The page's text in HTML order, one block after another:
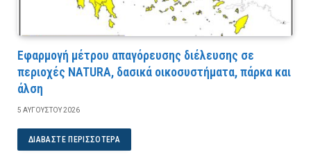
Εφαρμογή μέτρου απαγόρευσης διέλευσης σε
περιοχές NATURA, δασικά οικοσυστήματα, πάρκα και
άλση
5 ΑΥΓΟΎΣΤΟΥ 2026
ΔΙΑΒΆΣΤΕ ΠΕΡΙΣΣΌΤΕΡΑ